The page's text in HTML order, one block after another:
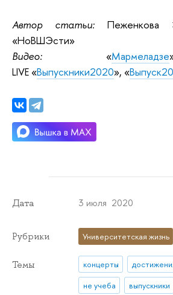
Автор статьи: Пеженкова
«НоВШЭсти»
Видео: «Мармеладзе
LIVE «Выпускники2020», «
Дата 3 июля 2020
Рубрики Университетская жизнь
Темы концерты
не учеба
выпускники